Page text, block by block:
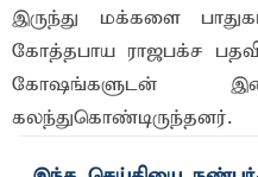
இருந்து மக்களை
கோத்தபாய ராஜபக்ச
கோஷங்களுடன்
கலந்துகொண்டிருந்தனர்.